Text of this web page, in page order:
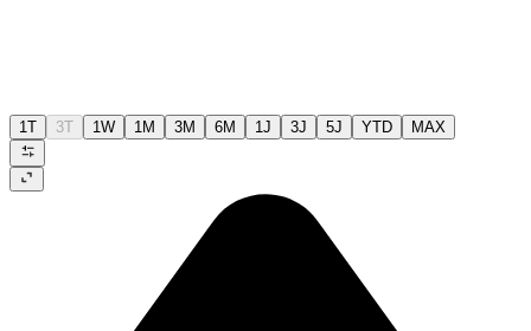
1T 3T 1W 1M 3M 6M 1J 3J 5J YTD MAX